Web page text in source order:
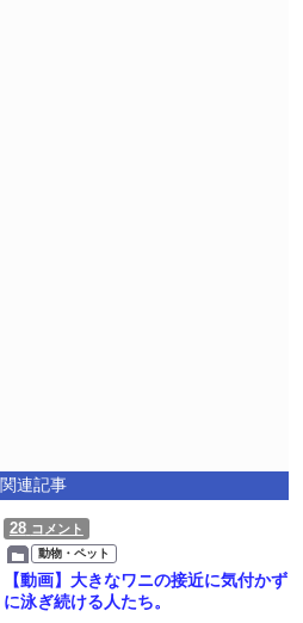
関連記事
28 コメント
動物・ペット
【動画】大きなワニの接近に気付かず
に泳ぎ続ける人たち。